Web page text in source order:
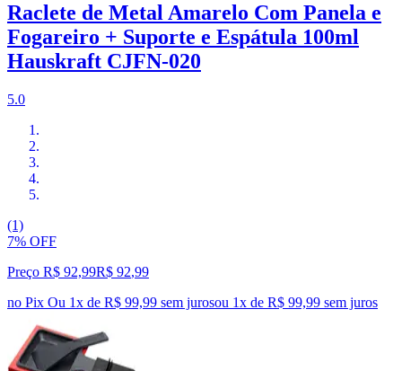
Raclete de Metal Amarelo Com Panela e
Fogareiro + Suporte e Espátula 100ml
Hauskraft CJFN-020
5.0
(1)
7% OFF
Preço R$ 92,99R$ 92,99
no Pix Ou 1x de R$ 99,99 sem jurosou 1x de R$ 99,99 sem juros